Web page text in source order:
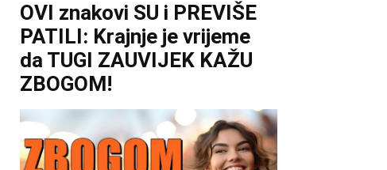
OVI znakovi SU i PREVIŠE
PATILI: Krajnje je vrijeme
da TUGI ZAUVIJEK KAŽU
ZBOGOM!